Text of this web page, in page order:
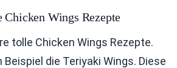
Chicken Wings Rezepte
tolle Chicken Wings Rezepte.
Beispiel die Teriyaki Wings. Diese